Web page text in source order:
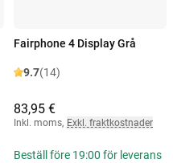
Fairphone 4 Display Grå
9.7(14)
83,95 €
Inkl. moms, Exkl. fraktkostnader
Beställ före 19:00 för leverans